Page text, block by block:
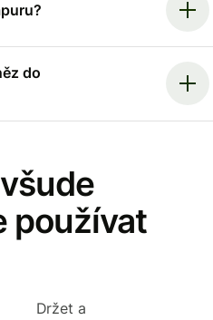
do
používat
Držet a